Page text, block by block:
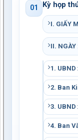
01 Kỳ họp
I. GIẤY
II.
1.
2. Ban
3.
4. Ban